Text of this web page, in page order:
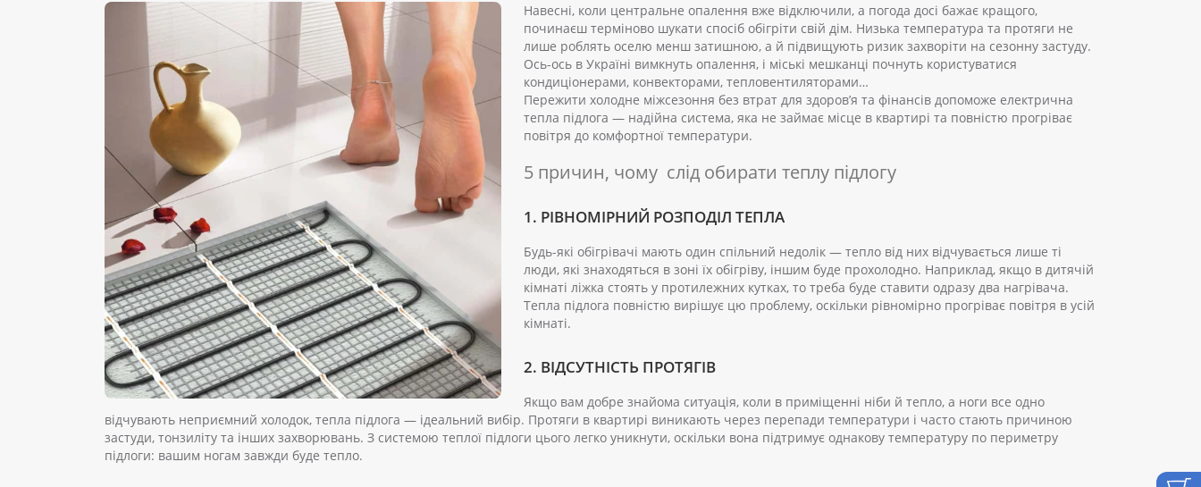
Навесні, коли центральне опалення вже відключили, а погода досі бажає кращого,
починаєш терміново шукати спосіб обігріти свій дім. Низька температура та протяги не
лише роблять оселю менш затишною, а й підвищують ризик захворіти на сезонну застуду.
Ось-ось в Україні вимкнуть опалення, і міські мешканці почнуть користуватися
кондиціонерами, конвекторами, тепловентиляторами…
Пережити холодне міжсезоння без втрат для здоров’я та фінансів допоможе електрична
тепла підлога — надійна система, яка не займає місце в квартирі та повністю прогріває
повітря до комфортної температури.
5 причин, чому слід обирати теплу підлогу
1. РІВНОМІРНИЙ РОЗПОДІЛ ТЕПЛА
Будь-які обігрівачі мають один спільний недолік — тепло від них відчувається лише ті
люди, які знаходяться в зоні їх обігріву, іншим буде прохолодно. Наприклад, якщо в дитячій
кімнаті ліжка стоять у протилежних кутках, то треба буде ставити одразу два нагрівача.
Тепла підлога повністю вирішує цю проблему, оскільки рівномірно прогріває повітря в усій
кімнаті.
2. ВІДСУТНІСТЬ ПРОТЯГІВ
Якщо вам добре знайома ситуація, коли в приміщенні ніби й тепло, а ноги все одно
відчувають неприємний холодок, тепла підлога — ідеальний вибір. Протяги в квартирі виникають через перепади температури і часто стають причиною
застуди, тонзиліту та інших захворювань. З системою теплої підлоги цього легко уникнути, оскільки вона підтримує однакову температуру по периметру
підлоги: вашим ногам завжди буде тепло.